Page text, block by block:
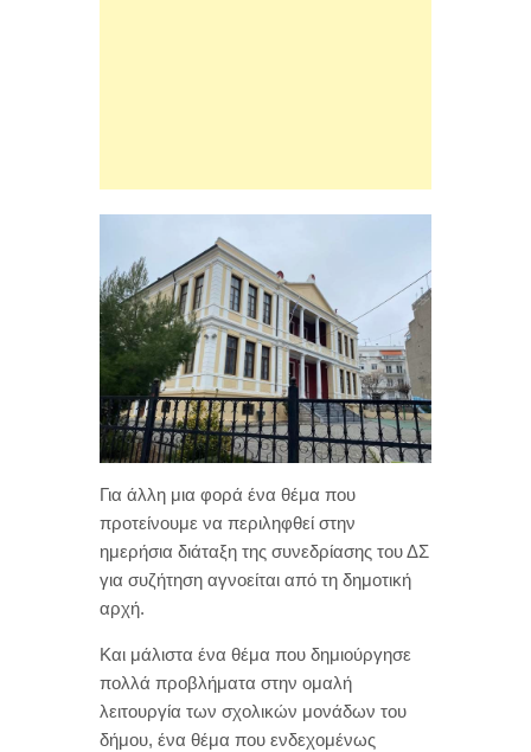
Για άλλη μια φορά ένα θέμα που
προτείνουμε να περιληφθεί στην
ημερήσια διάταξη της συνεδρίασης του ΔΣ
για συζήτηση αγνοείται από τη δημοτική
αρχή.
Και μάλιστα ένα θέμα που δημιούργησε
πολλά προβλήματα στην ομαλή
λειτουργία των σχολικών μονάδων του
δήμου, ένα θέμα που ενδεχομένως